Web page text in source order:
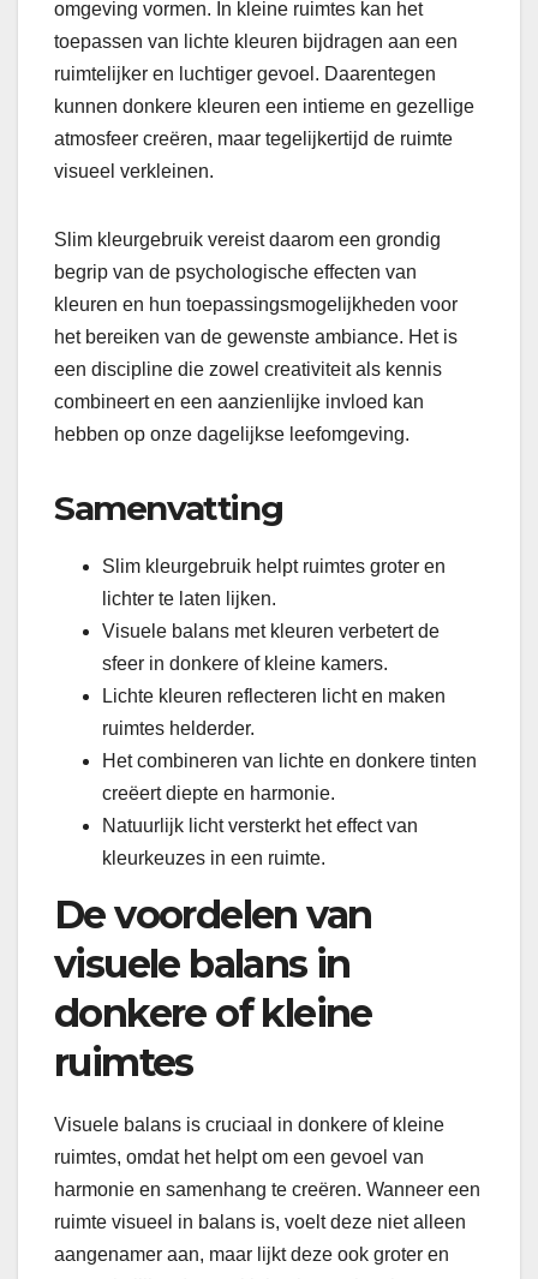
omgeving vormen. In kleine ruimtes kan het
toepassen van lichte kleuren bijdragen aan een
ruimtelijker en luchtiger gevoel. Daarentegen
kunnen donkere kleuren een intieme en gezellige
atmosfeer creëren, maar tegelijkertijd de ruimte
visueel verkleinen.
Slim kleurgebruik vereist daarom een grondig
begrip van de psychologische effecten van
kleuren en hun toepassingsmogelijkheden voor
het bereiken van de gewenste ambiance. Het is
een discipline die zowel creativiteit als kennis
combineert en een aanzienlijke invloed kan
hebben op onze dagelijkse leefomgeving.
Samenvatting
Slim kleurgebruik helpt ruimtes groter en
lichter te laten lijken.
Visuele balans met kleuren verbetert de
sfeer in donkere of kleine kamers.
Lichte kleuren reflecteren licht en maken
ruimtes helderder.
Het combineren van lichte en donkere tinten
creëert diepte en harmonie.
Natuurlijk licht versterkt het effect van
kleurkeuzes in een ruimte.
De voordelen van
visuele balans in
donkere of kleine
ruimtes
Visuele balans is cruciaal in donkere of kleine
ruimtes, omdat het helpt om een gevoel van
harmonie en samenhang te creëren. Wanneer een
ruimte visueel in balans is, voelt deze niet alleen
aangenamer aan, maar lijkt deze ook groter en